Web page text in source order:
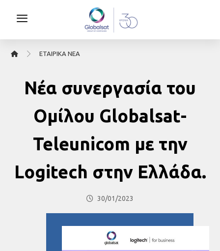
ΕΤΑΙΡΙΚΆ ΝΈΑ
Νέα συνεργασία του
Ομίλου Globalsat-
Teleunicom με την
Logitech στην Ελλάδα.
30/01/2023